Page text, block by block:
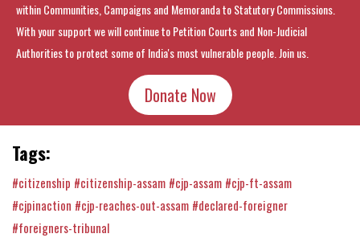
within Communities, Campaigns and Memoranda to Statutory Commissions.
With your support we will continue to Petition Courts and Non-Judicial
Authorities to protect some of India's most vulnerable people. Join us.
Donate Now
Tags:
#citizenship #citizenship-assam #cjp-assam #cjp-ft-assam
#cjpinaction #cjp-reaches-out-assam #declared-foreigner
#foreigners-tribunal